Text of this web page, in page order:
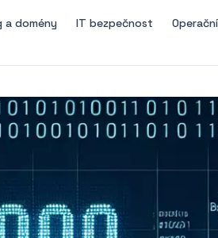
a domény IT bezpečnost